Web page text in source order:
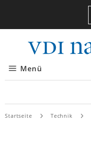
Menü
Startseite Technik